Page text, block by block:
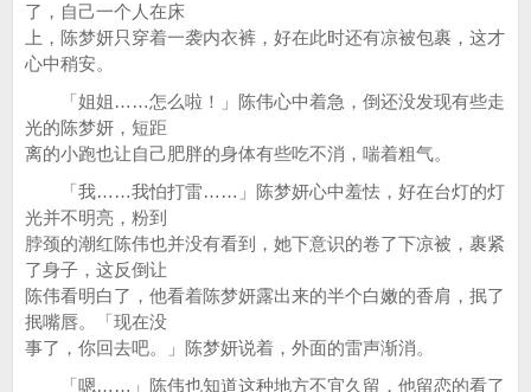
了，自己一个人在床
上，陈梦妍只穿着一袭内衣裤，好在此时还有凉被包裹，这才
心中稍安。
「姐姐……怎么啦！」陈伟心中着急，倒还没发现有些走
光的陈梦妍，短距
离的小跑也让自己肥胖的身体有些吃不消，喘着粗气。
「我……我怕打雷……」陈梦妍心中羞怯，好在台灯的灯
光并不明亮，粉到
脖颈的潮红陈伟也并没有看到，她下意识的卷了下凉被，裹紧
了身子，这反倒让
陈伟看明白了，他看着陈梦妍露出来的半个白嫩的香肩，抿了
抿嘴唇。「现在没
事了，你回去吧。」陈梦妍说着，外面的雷声渐消。
「嗯……」陈伟也知道这种地方不宜久留，他留恋的看了